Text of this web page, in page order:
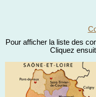
Pour afficher la liste des
Cliquez